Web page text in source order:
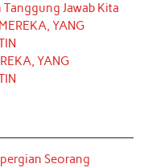
Jawab Kita
YANG
YANG
Seorang